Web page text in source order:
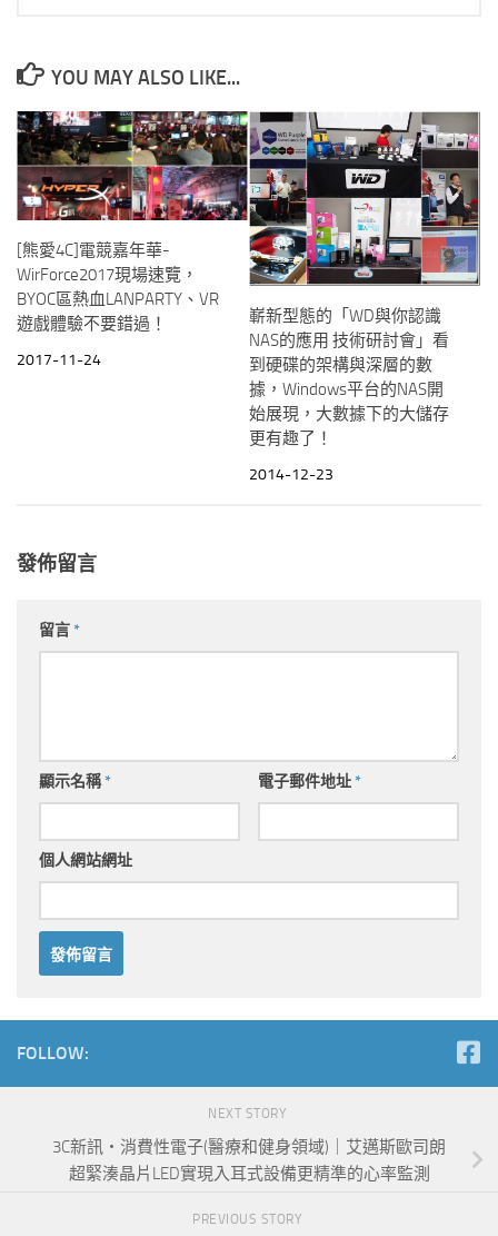
YOU MAY ALSO LIKE...
[熊愛4C]電競嘉年華-
WirForce2017現場速覽，
BYOC區熱血LANPARTY、VR
遊戲體驗不要錯過！
2017-11-24
嶄新型態的「WD與你認識
NAS的應用 技術研討會」看
到硬碟的架構與深層的數
據，Windows平台的NAS開
始展現，大數據下的大儲存
更有趣了！
2014-12-23
發佈留言
留言*
顯示名稱* 電子郵件地址*
個人網站網址
FOLLOW:
NEXT STORY
3C新訊‧消費性電子(醫療和健身領域)｜艾邁斯歐司朗
超緊湊晶片LED實現入耳式設備更精準的心率監測
PREVIOUS STORY